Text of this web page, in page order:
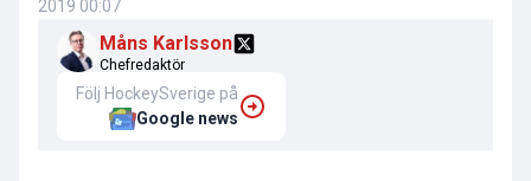
2019 00:07
Måns Karlsson
Chefredaktör
Följ HockeySverige på
Google news